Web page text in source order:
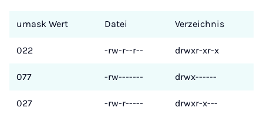
umask Wert Datei Verzeichnis
022 -rw-r--r-- drwxr-xr-x
077 -rw------- drwx------
027 -rw-r-----
drwxr-x---